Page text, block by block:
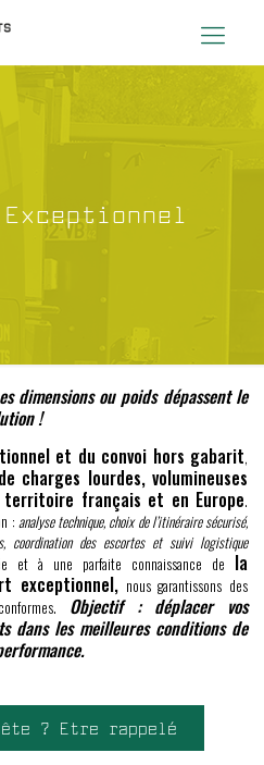
dimensions ou poids dépassent le
!
et du convoi hors gabarit,
charges lourdes, volumineuses
territoire français et en Europe.
: analyse technique, choix de l’itinéraire sécurisé,
coordination des escortes et suivi logistique
et à une parfaite connaissance de la
exceptionnel, nous garantissons des
Objectif : déplacer vos
dans les meilleures conditions de
? Etre rappelé